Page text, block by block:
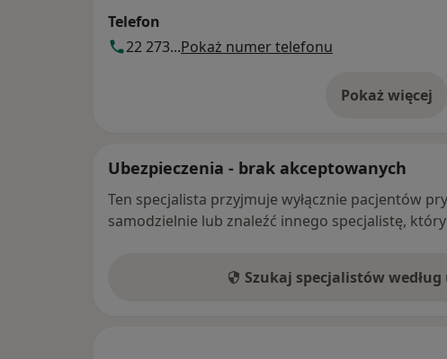
Telefon
22 273...Pokaż numer telefonu
Pokaż więcej
o adresie
Ubezpieczenia - brak akceptowanych
Ten specjalista przyjmuje wyłącznie pacjentów
samodzielnie lub znaleźć innego specjalistę,
Szukaj specjalistów według